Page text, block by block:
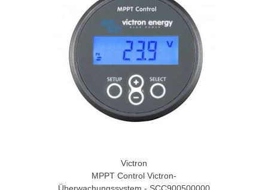
Victron
MPPT Control Victron-